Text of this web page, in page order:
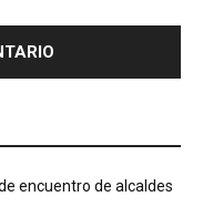
encuentro de alcaldes